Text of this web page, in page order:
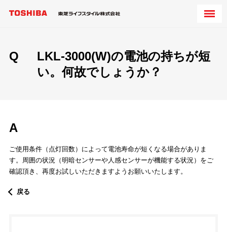
Q
LKL-3000(W)の電池の持ちが短
い。何故でしょうか？
A
ご使用条件（点灯回数）によって電池寿命が短くなる場合がありま
す。周囲の状況（明暗センサーや人感センサーが機能する状況）をご
確認頂き、再度お試しいただきますようお願いいたします。
戻る